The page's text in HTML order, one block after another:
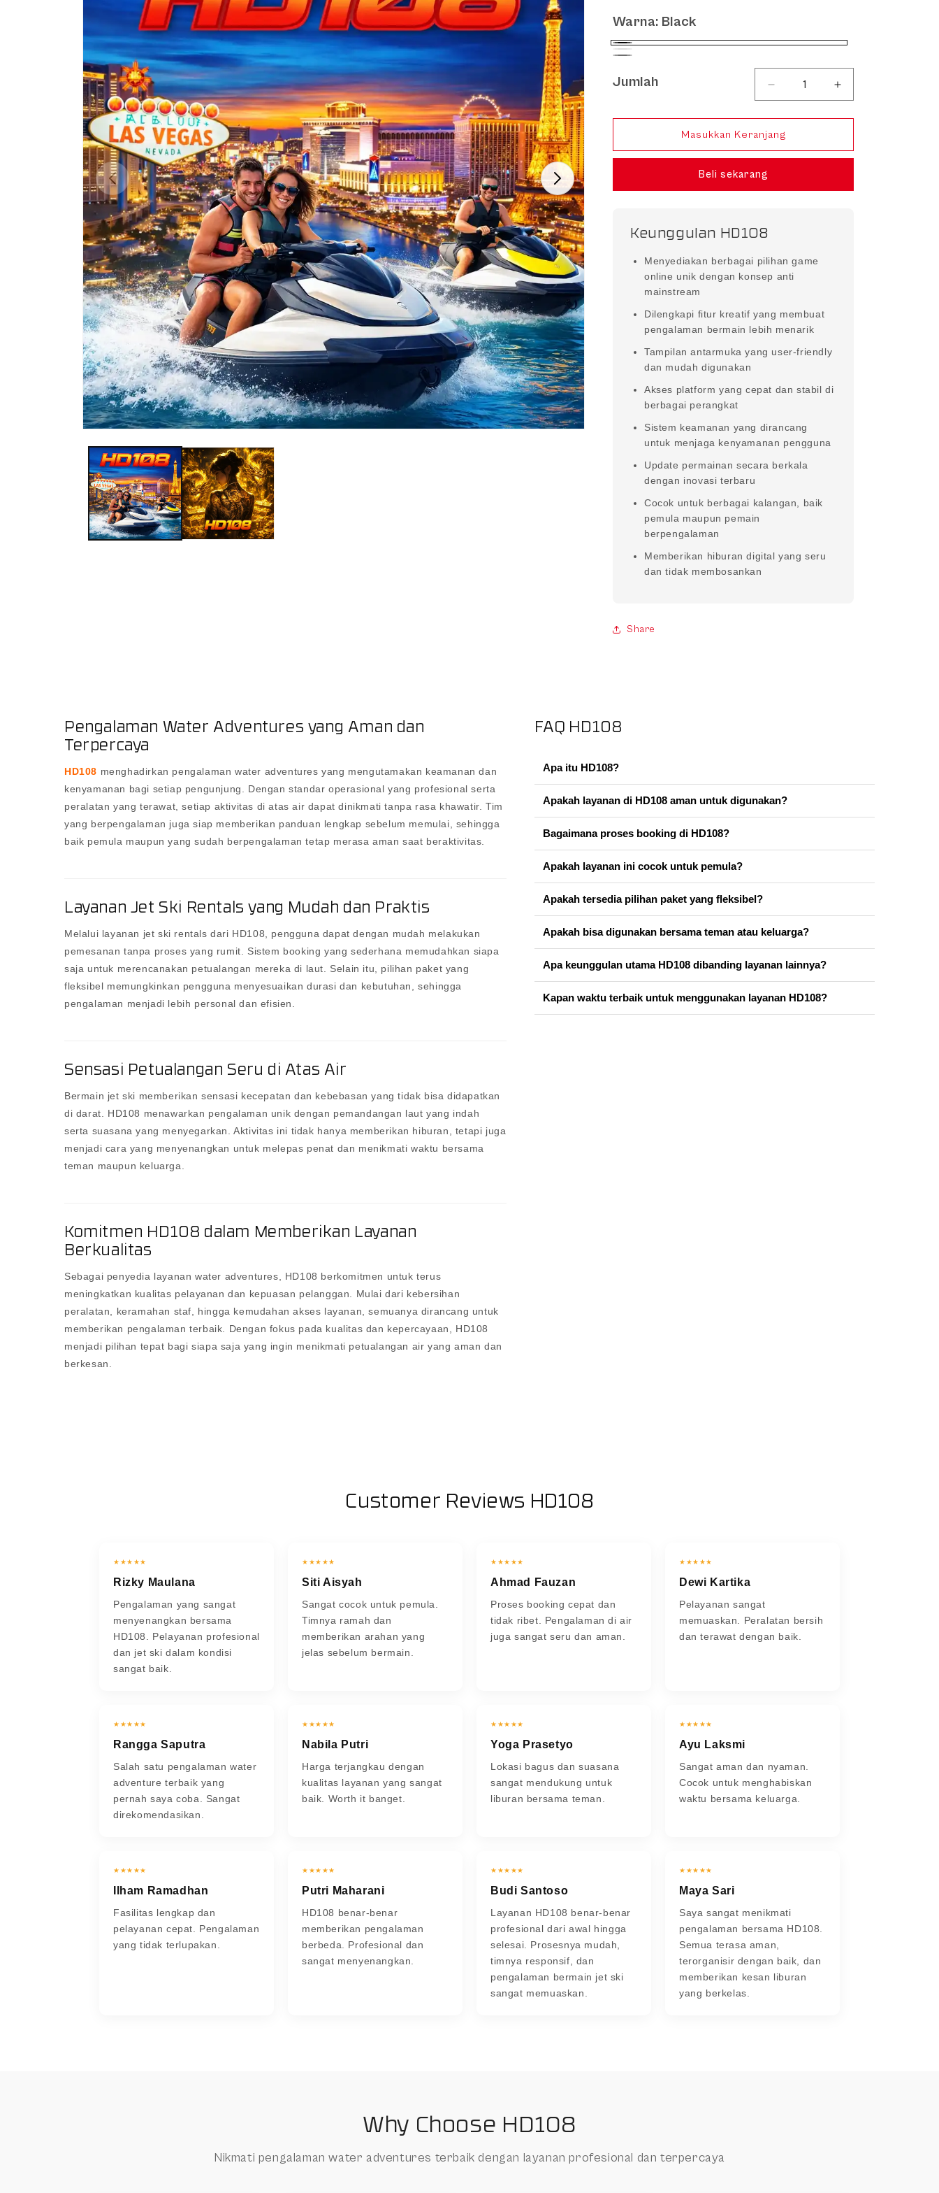
Warna: Black
Black
White
Jumlah
Jumlah
Kurangi jumlah untuk HD108 |
Tambah jumlah
Masukkan Keranjang
Beli sekarang
Keunggulan HD108
Menyediakan berbagai pilihan game
online unik dengan konsep anti
mainstream
Dilengkapi fitur kreatif yang membuat
pengalaman bermain lebih menarik
Tampilan antarmuka yang user-friendly
dan mudah digunakan
Akses platform yang cepat dan stabil di
berbagai perangkat
Sistem keamanan yang dirancang
untuk menjaga kenyamanan pengguna
Update permainan secara berkala
dengan inovasi terbaru
Cocok untuk berbagai kalangan, baik
pemula maupun pemain
berpengalaman
Memberikan hiburan digital yang seru
dan tidak membosankan
Share
Pengalaman Water Adventures yang Aman dan
Terpercaya
HD108 menghadirkan pengalaman water adventures yang mengutamakan keamanan dan
kenyamanan bagi setiap pengunjung. Dengan standar operasional yang profesional serta
peralatan yang terawat, setiap aktivitas di atas air dapat dinikmati tanpa rasa khawatir. Tim
yang berpengalaman juga siap memberikan panduan lengkap sebelum memulai, sehingga
baik pemula maupun yang sudah berpengalaman tetap merasa aman saat beraktivitas.
Layanan Jet Ski Rentals yang Mudah dan Praktis
Melalui layanan jet ski rentals dari HD108, pengguna dapat dengan mudah melakukan
pemesanan tanpa proses yang rumit. Sistem booking yang sederhana memudahkan siapa
saja untuk merencanakan petualangan mereka di laut. Selain itu, pilihan paket yang
fleksibel memungkinkan pengguna menyesuaikan durasi dan kebutuhan, sehingga
pengalaman menjadi lebih personal dan efisien.
Sensasi Petualangan Seru di Atas Air
Bermain jet ski memberikan sensasi kecepatan dan kebebasan yang tidak bisa didapatkan
di darat. HD108 menawarkan pengalaman unik dengan pemandangan laut yang indah
serta suasana yang menyegarkan. Aktivitas ini tidak hanya memberikan hiburan, tetapi juga
menjadi cara yang menyenangkan untuk melepas penat dan menikmati waktu bersama
teman maupun keluarga.
Komitmen HD108 dalam Memberikan Layanan
Berkualitas
Sebagai penyedia layanan water adventures, HD108 berkomitmen untuk terus
meningkatkan kualitas pelayanan dan kepuasan pelanggan. Mulai dari kebersihan
peralatan, keramahan staf, hingga kemudahan akses layanan, semuanya dirancang untuk
memberikan pengalaman terbaik. Dengan fokus pada kualitas dan kepercayaan, HD108
menjadi pilihan tepat bagi siapa saja yang ingin menikmati petualangan air yang aman dan
berkesan.
FAQ HD108
Apa itu HD108?
Apakah layanan di HD108 aman untuk digunakan?
Bagaimana proses booking di HD108?
Apakah layanan ini cocok untuk pemula?
Apakah tersedia pilihan paket yang fleksibel?
Apakah bisa digunakan bersama teman atau keluarga?
Apa keunggulan utama HD108 dibanding layanan lainnya?
Kapan waktu terbaik untuk menggunakan layanan HD108?
Customer Reviews HD108
★★★★★
Rizky Maulana
Pengalaman yang sangat
menyenangkan bersama
HD108. Pelayanan profesional
dan jet ski dalam kondisi
sangat baik.
★★★★★
Siti Aisyah
Sangat cocok untuk pemula.
Timnya ramah dan
memberikan arahan yang
jelas sebelum bermain.
★★★★★
Ahmad Fauzan
Proses booking cepat dan
tidak ribet. Pengalaman di air
juga sangat seru dan aman.
★★★★★
Dewi Kartika
Pelayanan sangat
memuaskan. Peralatan bersih
dan terawat dengan baik.
★★★★★
Rangga Saputra
Salah satu pengalaman water
adventure terbaik yang
pernah saya coba. Sangat
direkomendasikan.
★★★★★
Nabila Putri
Harga terjangkau dengan
kualitas layanan yang sangat
baik. Worth it banget.
★★★★★
Yoga Prasetyo
Lokasi bagus dan suasana
sangat mendukung untuk
liburan bersama teman.
★★★★★
Ayu Laksmi
Sangat aman dan nyaman.
Cocok untuk menghabiskan
waktu bersama keluarga.
★★★★★
Ilham Ramadhan
Fasilitas lengkap dan
pelayanan cepat. Pengalaman
yang tidak terlupakan.
★★★★★
Putri Maharani
HD108 benar-benar
memberikan pengalaman
berbeda. Profesional dan
sangat menyenangkan.
★★★★★
Budi Santoso
Layanan HD108 benar-benar
profesional dari awal hingga
selesai. Prosesnya mudah,
timnya responsif, dan
pengalaman bermain jet ski
sangat memuaskan.
★★★★★
Maya Sari
Saya sangat menikmati
pengalaman bersama HD108.
Semua terasa aman,
terorganisir dengan baik, dan
memberikan kesan liburan
yang berkelas.
Why Choose HD108
Nikmati pengalaman water adventures terbaik dengan layanan profesional dan terpercaya